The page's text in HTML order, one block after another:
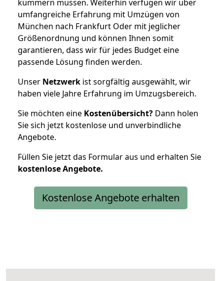
kümmern müssen. Weiterhin verfügen wir über
umfangreiche Erfahrung mit Umzügen von
München nach Frankfurt Oder mit jeglicher
Größenordnung und können Ihnen somit
garantieren, dass wir für jedes Budget eine
passende Lösung finden werden.
Unser Netzwerk ist sorgfältig ausgewählt, wir
haben viele Jahre Erfahrung im Umzugsbereich.
Sie möchten eine Kostenübersicht? Dann holen
Sie sich jetzt kostenlose und unverbindliche
Angebote.
Füllen Sie jetzt das Formular aus und erhalten Sie
kostenloseAngebote.
Kostenlose Angebote erhalten